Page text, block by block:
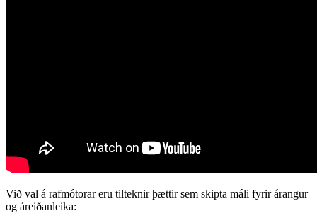
Við val á rafmótorar eru tilteknir þættir sem skipta máli fyrir árangur
og áreiðanleika: